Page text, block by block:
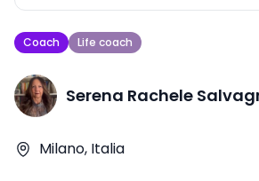
Coach Life coach
Serena Rachele
Milano, Italia